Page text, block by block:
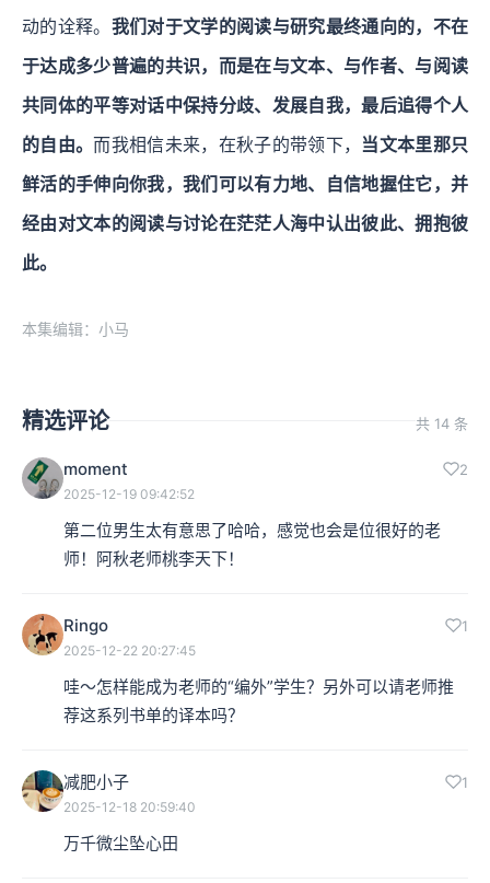
动的诠释。 我们对于文学的阅读与研究最终通向的，不在
于达成多少普遍的共识，而是在与文本、与作者、与阅读
共同体的平等对话中保持分歧、发展自我，最后追得个人
的自由。 而我相信未来，在秋子的带领下， 当文本里那只
鲜活的手伸向你我，我们可以有力地、自信地握住它，并
经由对文本的阅读与讨论在茫茫人海中认出彼此、拥抱彼
此。
本集编辑：小马
精选评论 共 14 条
moment 2
2025-12-19 09:42:52
第二位男生太有意思了哈哈，感觉也会是位很好的老
师！阿秋老师桃李天下！
Ringo 1
2025-12-22 20:27:45
哇～怎样能成为老师的“编外”学生？另外可以请老师推
荐这系列书单的译本吗？
减肥小子 1
2025-12-18 20:59:40
万千微尘坠心田